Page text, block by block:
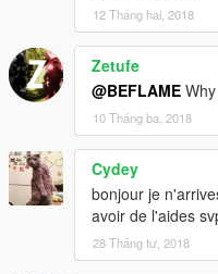
12 Tháng hai, 2018
Zetufe
@BEFLAME
10 Tháng ba, 2018
Cydey
bonjour je
avoir de l'aides
28 Tháng tư, 2018